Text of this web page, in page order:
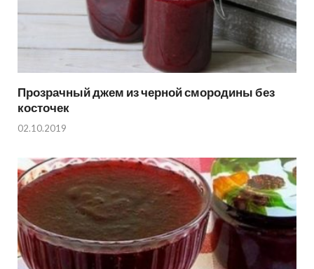
Прозрачный джем из черной смородины без
косточек
02.10.2019